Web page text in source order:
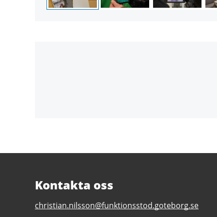
Kontakta oss
E-
christian.nilsson@funktionsstod.goteborg.se